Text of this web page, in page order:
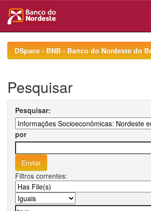
navigationDSpace - BNB - Banco do Nordeste do
Pesquisar
Pesquisar:
por
Filtros correntes: